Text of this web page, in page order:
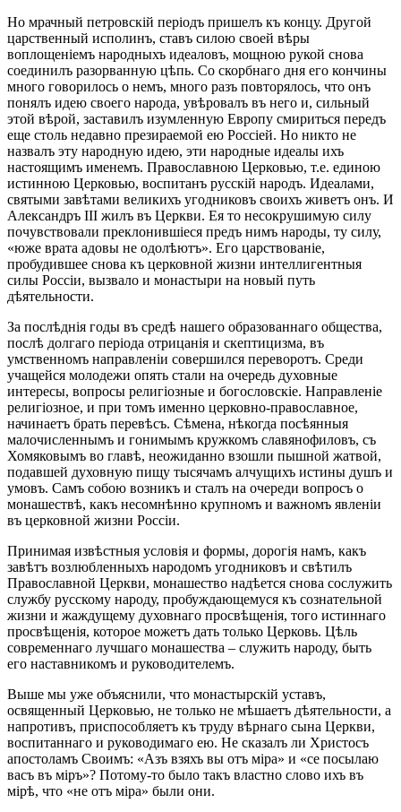
Но мрачный петровскій періодъ пришелъ къ концу. Другой
царственный исполинъ, ставъ силою своей вѣры
воплощеніемъ народныхъ идеаловъ, мощною рукой снова
соединилъ разорванную цѣпь. Со скорбнаго дня его кончины
много говорилось о немъ, много разъ повторялось, что онъ
понялъ идею своего народа, увѣровалъ въ него и, сильный
этой вѣрой, заставилъ изумленную Европу смириться передъ
еще столь недавно презираемой ею Россіей. Но никто не
назвалъ эту народную идею, эти народные идеалы ихъ
настоящимъ именемъ. Православною Церковью, т.е. единою
истинною Церковью, воспитанъ русскій народъ. Идеалами,
святыми завѣтами великихъ угодниковъ своихъ живетъ онъ. И
Александръ III жилъ въ Церкви. Ея то несокрушимую силу
почувствовали преклонившіеся предъ нимъ народы, ту силу,
«юже врата адовы не одолѣютъ». Его царствованіе,
пробудившее снова къ церковной жизни интеллигентныя
силы Россіи, вызвало и монастыри на новый путь
дѣятельности.
За послѣднія годы въ средѣ нашего образованнаго общества,
послѣ долгаго періода отрицанія и скептицизма, въ
умственномъ направленіи совершился переворотъ. Среди
учащейся молодежи опять стали на очередь духовные
интересы, вопросы религіозные и богословскіе. Направленіе
религіозное, и при томъ именно церковно-православное,
начинаетъ брать перевѣсъ. Сѣмена, нѣкогда посѣянныя
малочисленнымъ и гонимымъ кружкомъ славянофиловъ, съ
Хомяковымъ во главѣ, неожиданно взошли пышной жатвой,
подавшей духовную пищу тысячамъ алчущихъ истины душъ и
умовъ. Самъ собою возникъ и сталъ на очереди вопросъ о
монашествѣ, какъ несомнѣнно крупномъ и важномъ явленіи
въ церковной жизни Россіи.
Принимая извѣстныя условія и формы, дорогія намъ, какъ
завѣтъ возлюбленныхъ народомъ угодниковъ и свѣтилъ
Православной Церкви, монашество надѣется снова сослужить
службу русскому народу, пробуждающемуся къ сознательной
жизни и жаждущему духовнаго просвѣщенія, того истиннаго
просвѣщенія, которое можетъ дать только Церковь. Цѣль
современнаго лучшаго монашества – служить народу, быть
его наставникомъ и руководителемъ.
Выше мы уже объяснили, что монастырскій уставъ,
освященный Церковью, не только не мѣшаетъ дѣятельности, а
напротивъ, приспособляетъ къ труду вѣрнаго сына Церкви,
воспитаннаго и руководимаго ею. Не сказалъ ли Христосъ
апостоламъ Своимъ: «Азъ взяхъ вы отъ міра» и «се посылаю
васъ въ міръ»? Потому-то было такъ властно слово ихъ въ
мірѣ, что «не отъ міра» были они.